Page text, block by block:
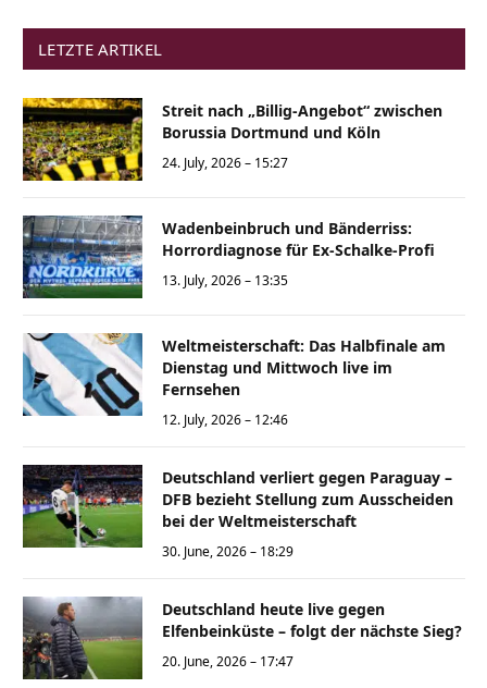
LETZTE ARTIKEL
Streit nach „Billig-Angebot“ zwischen
Borussia Dortmund und Köln
24. July, 2026 – 15:27
Wadenbeinbruch und Bänderriss:
Horrordiagnose für Ex-Schalke-Profi
13. July, 2026 – 13:35
Weltmeisterschaft: Das Halbfinale am
Dienstag und Mittwoch live im
Fernsehen
12. July, 2026 – 12:46
Deutschland verliert gegen Paraguay –
DFB bezieht Stellung zum Ausscheiden
bei der Weltmeisterschaft
30. June, 2026 – 18:29
Deutschland heute live gegen
Elfenbeinküste – folgt der nächste Sieg?
20. June, 2026 – 17:47